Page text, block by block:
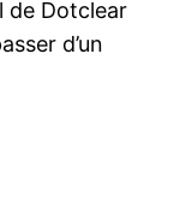
de Dotclear
d’un